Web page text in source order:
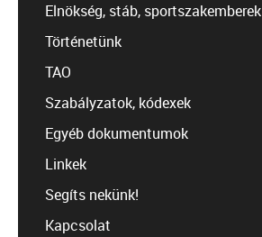
Elnökség, stáb, sportszakemberek
Történetünk
TAO
Szabályzatok, kódexek
Egyéb dokumentumok
Linkek
Segíts nekünk!
Kapcsolat